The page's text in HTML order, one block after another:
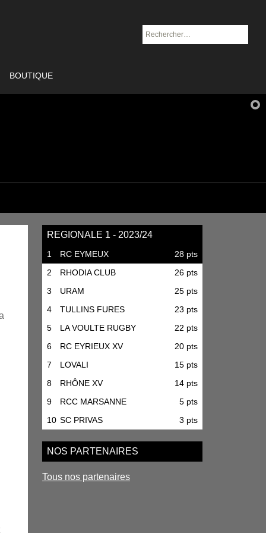
Rechercher :
BOUTIQUE
REGIONALE 1 - 2023/24
1 RC EYMEUX
28 pts
2
RHODIA CLUB
26 pts
3
URAM
25 pts
4
TULLINS FURES
23 pts
5
LA VOULTE RUGBY
22 pts
6
RC EYRIEUX XV
20 pts
7
LOVALI
15 pts
8
RHÔNE XV
14 pts
9
RCC MARSANNE
5 pts
10 SC PRIVAS 3 pts
NOS PARTENAIRES
Tous nos partenaires